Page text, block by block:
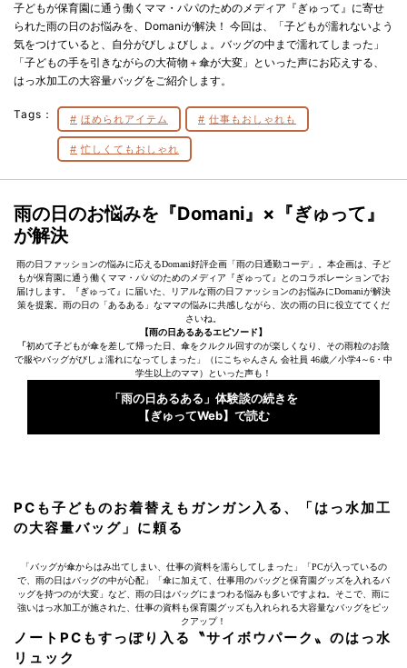
子どもが保育園に通う働くママ・パパのためのメディア『ぎゅって』に寄せ
られた雨の日のお悩みを、Domaniが解決！ 今回は、「子どもが濡れないよう
気をつけていると、自分がびしょびしょ。バッグの中まで濡れてしまった」
「子どもの手を引きながらの大荷物＋傘が大変」といった声にお応えする、
はっ水加工の大容量バッグをご紹介します。
Tags： ほめられアイテム 仕事もおしゃれも
忙しくてもおしゃれ
雨の日のお悩みを『Domani』×『ぎゅって』
が解決
雨の日ファッションの悩みに応えるDomani好評企画「雨の日通勤コーデ」。本企画は、子ど
もが保育園に通う働くママ・パパのためのメディア『ぎゅって』とのコラボレーションでお
届けします。『ぎゅって』に届いた、リアルな雨の日ファッションのお悩みにDomaniが解決
策を提案。雨の日の「あるある」なママの悩みに共感しながら、次の雨の日に役立ててくだ
さいね。
【雨の日あるあるエピソード】
「初めて子どもが傘を差して帰った日、傘をクルクル回すのが楽しくなり、その雨粒のお陰
で服やバッグがびしょ濡れになってしまった」（にこちゃんさん 会社員 46歳／小学4～6・中
学生以上のママ）
といった声も！
「雨の日あるある」体験談の続きを
【ぎゅってWeb】で読む
PCも子どものお着替えもガンガン入る、「はっ水加工
の大容量バッグ」に頼る
「バッグが傘からはみ出てしまい、仕事の資料を濡らしてしまった」「PCが入っているの
で、雨の日はバッグの中が心配」「傘に加えて、仕事用のバッグと保育園グッズを入れるバ
ッグを持つのが大変」など、雨の日はバッグにまつわる悩みも多いですよね。そこで、雨に
強いはっ水加工が施された、仕事の資料も保育園グッズも入れられる大容量なバッグをピッ
クアップ！
ノートPCもすっぽり入る〝サイボウパーク〟のはっ水
リュック